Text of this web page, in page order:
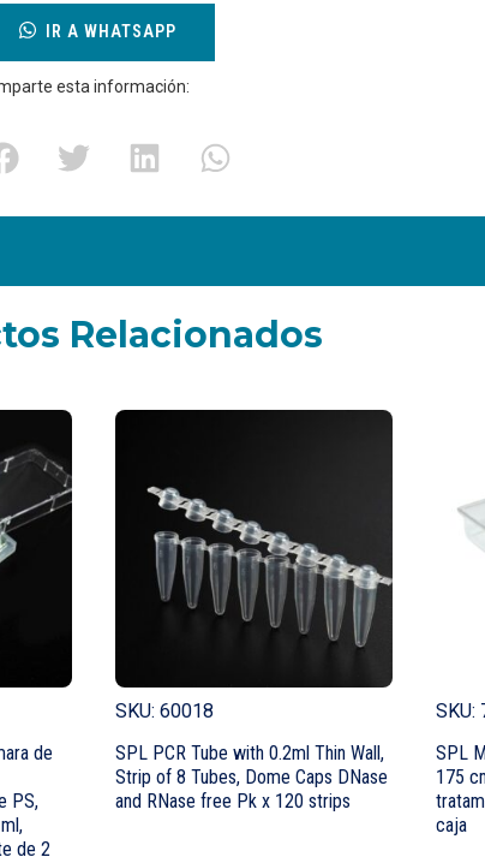
IR A WHATSAPP
esta información:
Relacionados
de
PS,
de 2
SKU: 60018
SPL PCR Tube with 0.2ml Thin Wall,
Strip of 8 Tubes, Dome Caps DNase
and RNase free Pk x 120 strips
SKU:
SPL
175
caja